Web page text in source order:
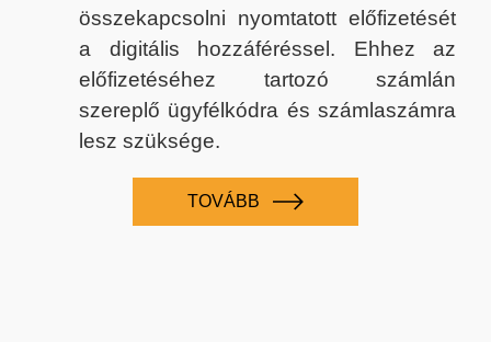
összekapcsolni nyomtatott előfizetését
a digitális hozzáféréssel. Ehhez az
előfizetéséhez tartozó számlán
szereplő ügyfélkódra és számlaszámra
lesz szüksége.
TOVÁBB